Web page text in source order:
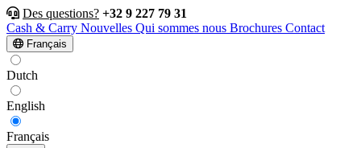
Des questions? +32 9 227 79 31
Cash & Carry Nouvelles Qui sommes nous Brochures Contact
Français
Dutch
English
Français